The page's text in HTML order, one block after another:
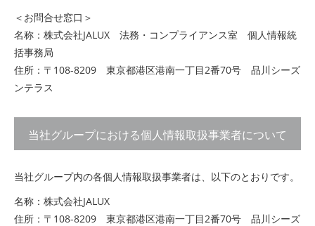
＜お問合せ窓口＞
名称：株式会社JALUX 法務・コンプライアンス室 個人情報統
括事務局
住所：〒108-8209 東京都港区港南一丁目2番70号 品川シーズ
ンテラス
当社グループにおける個人情報取扱事業者について
当社グループ内の各個人情報取扱事業者は、以下のとおりです。
名称：株式会社JALUX
住所：〒108-8209 東京都港区港南一丁目2番70号 品川シーズ